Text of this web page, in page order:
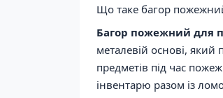
Що таке багор
Багор пожежний для
металевій основі,
предметів під час
інвентарю разом із